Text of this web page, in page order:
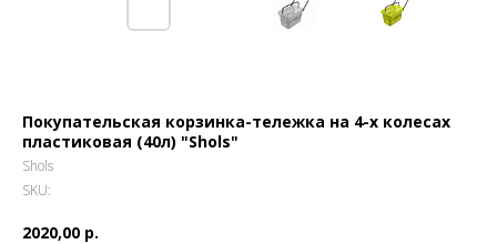
Покупательская корзинка-тележка на 4-х колесах
пластиковая (40л) "Shols"
Shols
SKU:
2020,00 р.